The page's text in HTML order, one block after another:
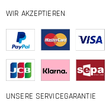
WIR AKZEPTIEREN
UNSERE SERVICEGARANTIE